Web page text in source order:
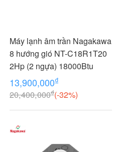
Máy lạnh âm trần Nagakawa
8 hướng gió NT-C18R1T20
2Hp (2 ngựa) 18000Btu
13,900,000₫
20,400,000₫(-32%)